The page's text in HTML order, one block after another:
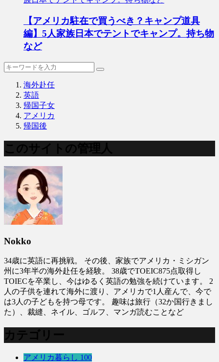
【アメリカ駐在で買うべき？キャンプ道具
編】5人家族日本でテントでキャンプ。持ち物
など
海外赴任
英語
帰国子女
アメリカ
帰国後
このサイトの管理人
Nokko
34歳に英語に再挑戦。 その後、家族でアメリカ・ミシガン
州に3年半の海外赴任を経験。 38歳でTOEIC875点取得し
TOIECを卒業し、今はゆるく英語の勉強を続けています。 2
人の子供を連れて海外に渡り、アメリカで1人産んで、今で
は3人の子どもを持つ母です。 趣味は旅行（32か国行きまし
た）、裁縫、ネイル、ゴルフ、マンガ読むことなど
カテゴリー
アメリカ暮らし 100